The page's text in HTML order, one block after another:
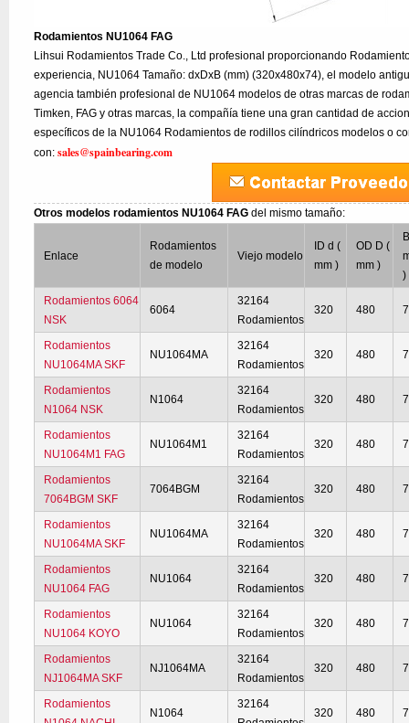
Rodamientos NU1064 FAG
Lihsui Rodamientos Trade Co., Ltd profesional proporcionando
experiencia, NU1064 Tamaño: dxDxB (mm) (320x480x74), el modelo
agencia también profesional de NU1064 modelos de otras marcas de
Timken, FAG y otras marcas, la compañía tiene una gran cantidad de
específicos de la NU1064 Rodamientos de rodillos cilíndricos modelos o
con:sales@spainbearing.com
Otros modelos rodamientos NU1064 FAGdel mismo tamaño:
Enlace
Rodamientos
de modelo
Viejo modelo
ID d (
mm )
OD D (
mm )
)
Rodamientos 6064
NSK
6064
32164
Rodamientos
320 480
Rodamientos
NU1064MA SKF
NU1064MA
32164
Rodamientos
320 480
Rodamientos
N1064 NSK
N1064
32164
Rodamientos
320 480
Rodamientos
NU1064M1 FAG
NU1064M1
32164
Rodamientos
320 480
Rodamientos
7064BGM SKF
7064BGM
32164
Rodamientos
320 480
Rodamientos
NU1064MA SKF
NU1064MA
32164
Rodamientos
320 480
Rodamientos
NU1064 FAG
NU1064
32164
Rodamientos
320 480
Rodamientos
NU1064 KOYO
NU1064
32164
Rodamientos
320 480
Rodamientos
NJ1064MA SKF
NJ1064MA
32164
Rodamientos
320 480
Rodamientos
N1064
32164
320 480